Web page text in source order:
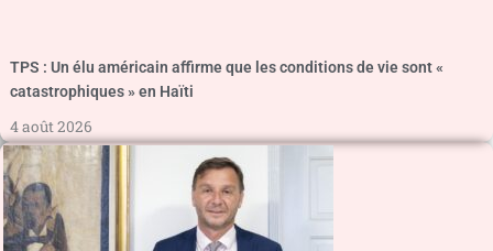
TPS : Un élu américain affirme que les conditions de vie sont «
catastrophiques » en Haïti
4 août 2026